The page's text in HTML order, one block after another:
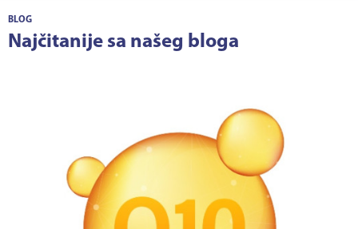
BLOG
Najčitanije sa našeg bloga